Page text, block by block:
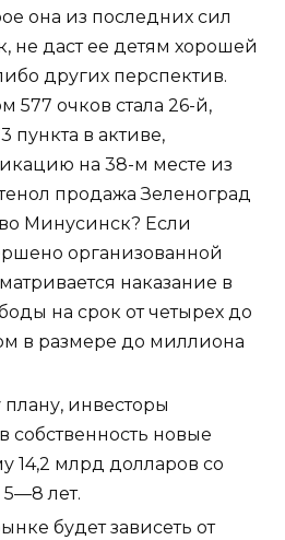
она из последних сил
не даст ее детям хорошей
других перспектив.
577 очков стала 26-й,
пункта в активе,
на 38-м месте из
продажа Зеленоград
Минусинск? Если
организованной
наказание в
на срок от четырех до
в размере до миллиона
инвесторы
собственность новые
14,2 млрд долларов со
лет.
будет зависеть от